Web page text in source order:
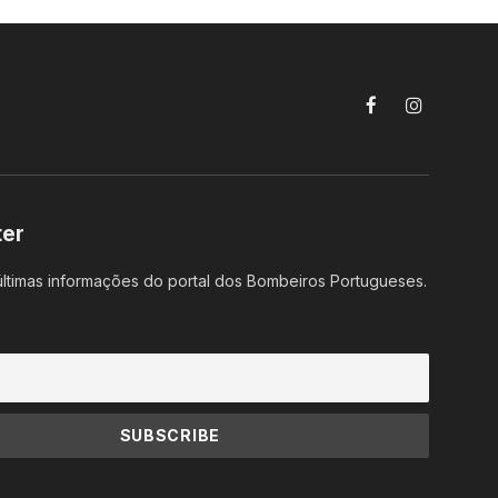
FacebookInstagram
informações do portal dos Bombeiros Portugueses.